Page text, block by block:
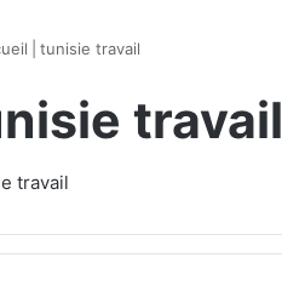
tunisie travail
travail
travail